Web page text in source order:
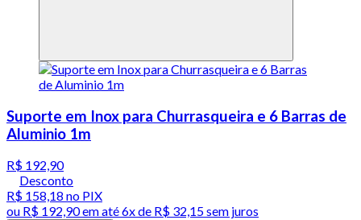
Suporte em Inox para Churrasqueira e 6 Barras de
Aluminio 1m
R$ 192,90
Desconto
R$ 158,18 no PIX
ou R$ 192,90em até6x de R$ 32,15 sem juros